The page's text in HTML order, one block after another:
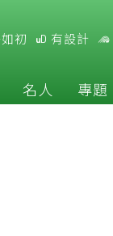
初 有設計
名人 專題